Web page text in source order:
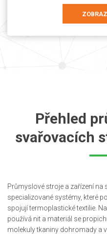
Přehled
svařovacích
Průmyslové stroje a zařízení na
specializované systémy, které
spojují termoplastické textilie.
používá nit a materiál se
molekuly tkaniny dohromady a